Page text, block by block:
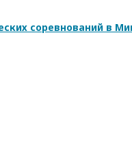
соревнований в